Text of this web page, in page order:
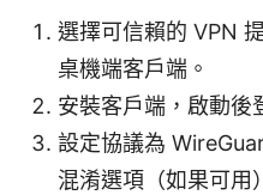
選擇可信賴的 VPN
桌機端客戶端。
安裝客戶端，啟動後
設定協議為
混淆選項（如果可用